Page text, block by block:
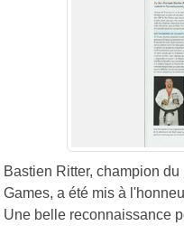
Bastien Ritter, champion
Games, a été mis à
Une belle reconnaissance